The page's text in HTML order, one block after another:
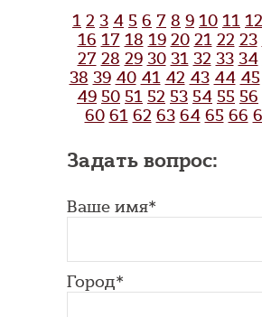
1 2 3 4 5 6 7 8 9 10 11 12
16 17 18 19 20 21 22 23
27 28 29 30 31 32 33 34
38 39 40 41 42 43 44 45
49 50 51 52 53 54 55 56
60 61 62 63 64 65 66
Задать вопрос:
Ваше имя*
Город*